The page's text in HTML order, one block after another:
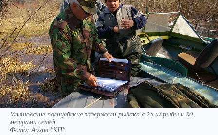
Ульяновские полицейские задержали рыбака с 25 кг рыбы и 80
метрами сетей
Фото:Архив "КП".